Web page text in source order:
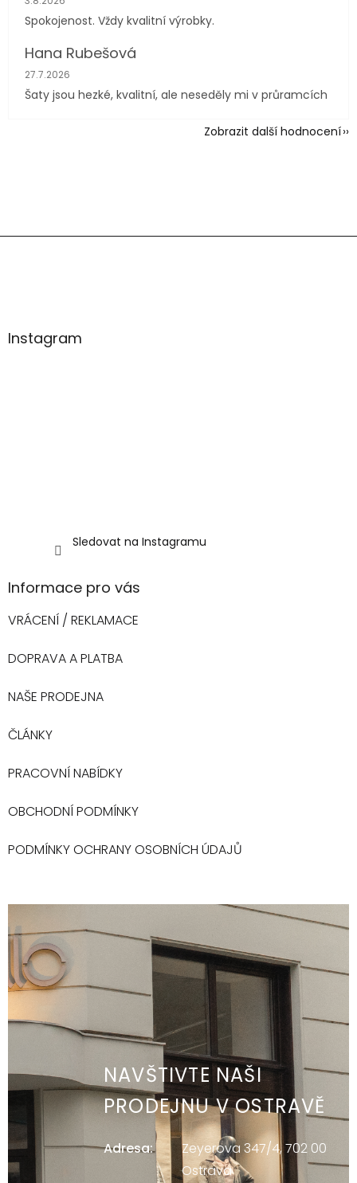
Spokojenost. Vždy kvalitní výrobky.
Hana Rubešová
Hodnocení obchodu je 4 z 5 hvězdiček.
27.7.2026
Šaty jsou hezké, kvalitní, ale neseděly mi v průramcích
Zobrazit další hodnocení
p
Instagram
Sledovat na Instagramu
Informace pro vás
VRÁCENÍ / REKLAMACE
DOPRAVA A PLATBA
NAŠE PRODEJNA
ČLÁNKY
PRACOVNÍ NABÍDKY
OBCHODNÍ PODMÍNKY
PODMÍNKY OCHRANY OSOBNÍCH ÚDAJŮ
NAVŠTIVTE NAŠI
PRODEJNU V OSTRAVĚ
Adresa:
Zeyerova 347/4, 702 00
Ostrava